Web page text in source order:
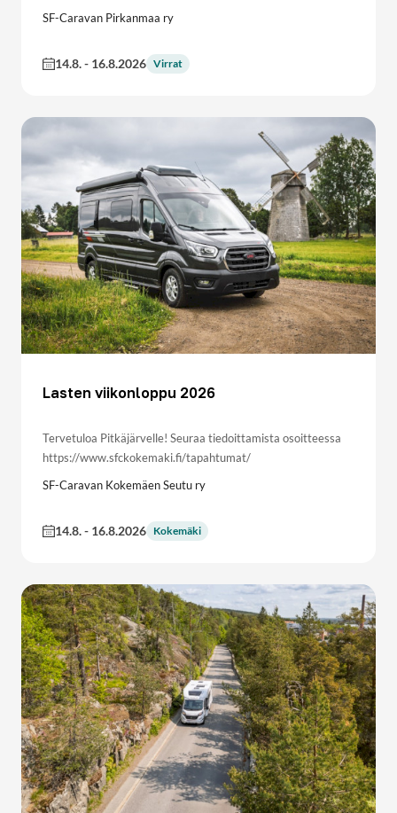
SF-Caravan Pirkanmaa ry
14.8.- 16.8.2026 Virrat
Lasten viikonloppu 2026
Tervetuloa Pitkäjärvelle! Seuraa tiedoittamista osoitteessa
https://www.sfckokemaki.fi/tapahtumat/
SF-Caravan Kokemäen Seutu ry
14.8.- 16.8.2026 Kokemäki